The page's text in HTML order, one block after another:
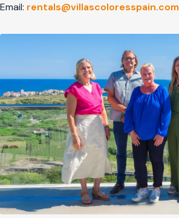
Email: rentals@villascoloresspain.com